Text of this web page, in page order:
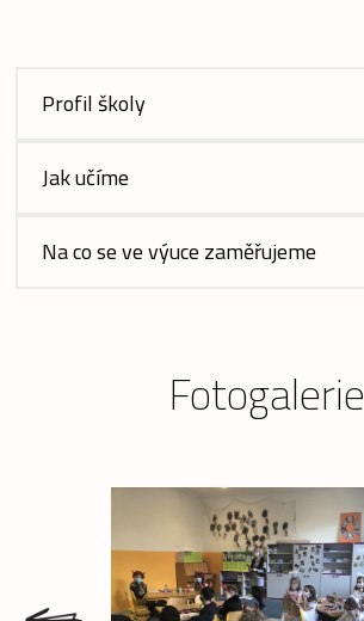
Profil školy
Jak učíme
Na co se ve výuce zaměřujeme
Fotogalerie